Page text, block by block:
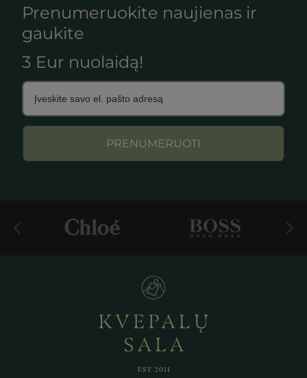
Prenumeruokite naujienas ir
gaukite
3 Eur nuolaidą!
PRENUMERUOTI